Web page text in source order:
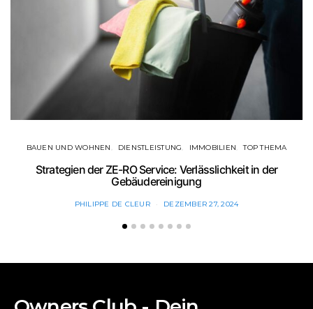
BAUEN UND WOHNEN DIENSTLEISTUNG IMMOBILIEN TOP THEMA
Strategien der ZE-RO Service: Verlässlichkeit in der
Gebäudereinigung
PHILIPPE DE CLEUR DEZEMBER 27, 2024